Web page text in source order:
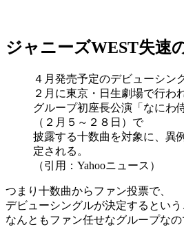
ジャニーズWEST失速
４月発売予定のデビューシン
２月に東京・日生劇場で行わ
グループ初座長公演「なにわ
（２月５～２８日）で
披露する十数曲を対象に、異
定される。
（引用：Yahooニュース）
つまり十数曲からファン投票で、
デビューシングルが決定するという
なんともファン任せなグループなの